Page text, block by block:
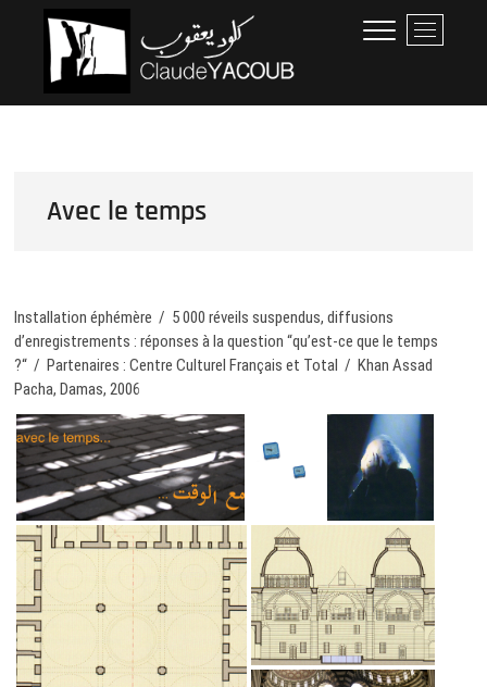
content
Claude Yacoub
ARCHITECTE
M
e
Avec le temps
Installation éphémère / 5 000 réveils suspendus, diffusions
d’enregistrements : réponses à la question “qu’est-ce que le temps
?“ / Partenaires : Centre Culturel Français et Total / Khan Assad
Pacha, Damas, 2006